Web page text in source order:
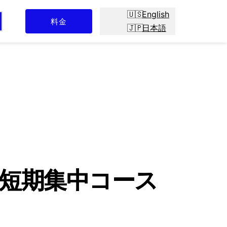
料金
English
日本語
期集中コース